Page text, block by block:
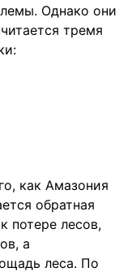
Однако они
тремя
как Амазония
обратная
потере лесов,
а
леса. По